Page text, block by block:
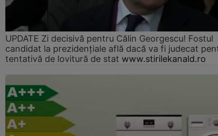
UPDATE Zi decisivă pentru Călin Georgescu! Fostul
candidat la prezidențiale află dacă va fi judecat
tentativă de lovitură de stat www.stirilekanald.ro